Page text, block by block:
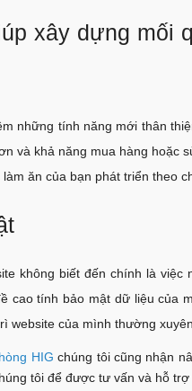
xây dựng mối
những tính năng mới thân
và khả năng mua hàng
ăn của bạn phát triển theo
không biết đến chính là
cao tính bảo mật dữ liệu của
website của mình thường
HIG chúng tôi cũng nhận
tôi để được tư vấn và hỗ trợ